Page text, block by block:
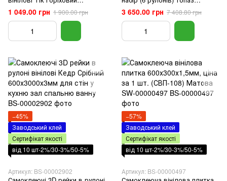
600х3000х3мм для стін у кухню
зал спальню ванну
1 049.00 грн 1 900.00 грн
3600х2800х2мм SW-00001452
3 650.00 грн 7 408.80 грн
−45%
Заводський клей
Сертифікат якості
від 10 шт-2%/30-3%/50-5%
Артикул: BS-00002902
−57%
Заводський клей
Сертифікат якості
від 10 шт-2%/30-3%/50-5%
Артикул: BS-00000497